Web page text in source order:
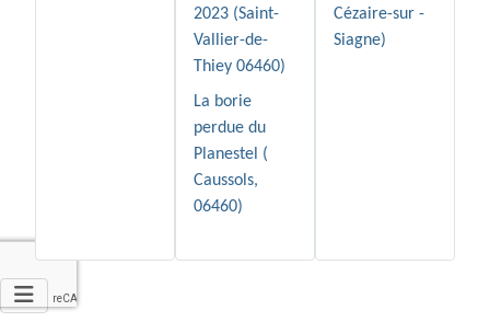
2023 (Saint-
Vallier-de-
Thiey 06460)
La borie
perdue du
Planestel (
Caussols,
06460)
Cézaire-sur -
Siagne)